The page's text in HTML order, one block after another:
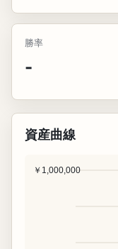
勝率
-
資産曲線